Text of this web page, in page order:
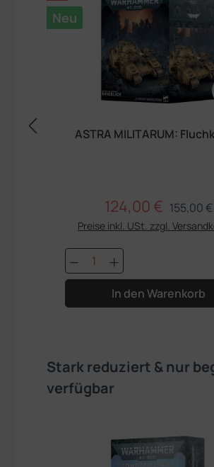
Neu
ASTRA MILITARUM:
Verkaufspreis:
124,00 € 155,00 €
Preise inkl. USt. zzgl.
Produkt Anzahl:
In den Warenkorb
Produktgalerie überspringen
Stark reduziert & nur
verfügbar